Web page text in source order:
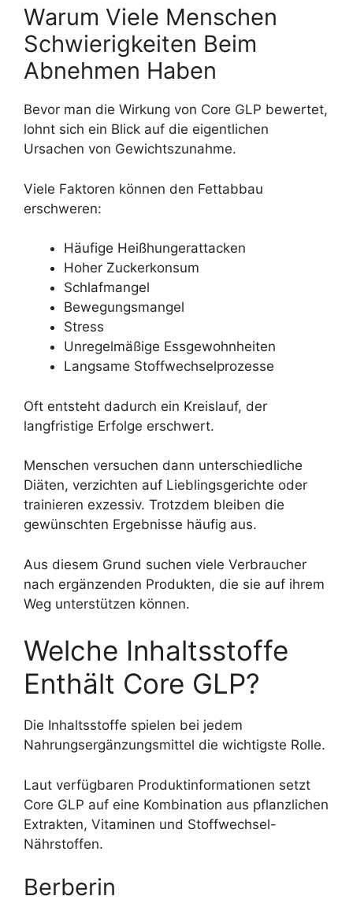
Warum Viele Menschen
Schwierigkeiten Beim
Abnehmen Haben
Bevor man die Wirkung von Core GLP bewertet,
lohnt sich ein Blick auf die eigentlichen
Ursachen von Gewichtszunahme.
Viele Faktoren können den Fettabbau
erschweren:
Häufige Heißhungerattacken
Hoher Zuckerkonsum
Schlafmangel
Bewegungsmangel
Stress
Unregelmäßige Essgewohnheiten
Langsame Stoffwechselprozesse
Oft entsteht dadurch ein Kreislauf, der
langfristige Erfolge erschwert.
Menschen versuchen dann unterschiedliche
Diäten, verzichten auf Lieblingsgerichte oder
trainieren exzessiv. Trotzdem bleiben die
gewünschten Ergebnisse häufig aus.
Aus diesem Grund suchen viele Verbraucher
nach ergänzenden Produkten, die sie auf ihrem
Weg unterstützen können.
Welche Inhaltsstoffe
Enthält Core GLP?
Die Inhaltsstoffe spielen bei jedem
Nahrungsergänzungsmittel die wichtigste Rolle.
Laut verfügbaren Produktinformationen setzt
Core GLP auf eine Kombination aus pflanzlichen
Extrakten, Vitaminen und Stoffwechsel-
Nährstoffen.
Berberin